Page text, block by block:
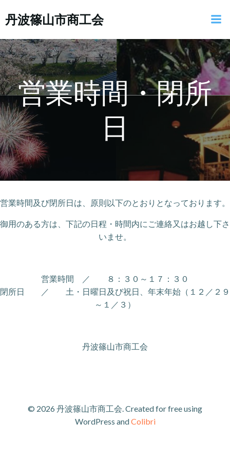
ン
ツ
へ
ス
キ
ッ
プ
丹波篠山市商工会
営業時間・閉所
日
営業時間及び閉所日は、原則以下のとおりとなっております。
御用のある方は、下記の日程・時間内にご連絡又はお越し下さ
いませ。
営業時間 ／ ８：３０～１７：３０
閉所日 ／ 土・日曜日及び祝日、年末年始（１２／２９
～１／３）
丹波篠山市商工会
© 2026 丹波篠山市商工会. Created for free using
WordPress andColibri